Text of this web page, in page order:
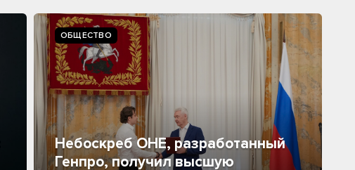
ОБЩЕСТВО
Небоскреб ОНЕ, разработанный
Генпро, получил высшую